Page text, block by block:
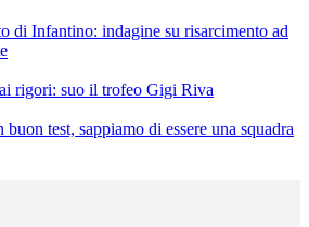
di Infantino: indagine su risarcimento ad
rigori: suo il trofeo Gigi Riva
test, sappiamo di essere una squadra